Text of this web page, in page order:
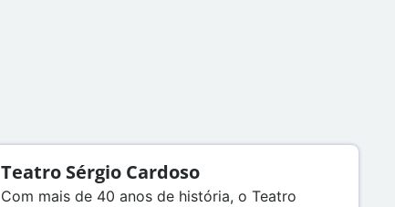
Teatro Sérgio Cardoso
Com mais de 40 anos de história, o Teatro